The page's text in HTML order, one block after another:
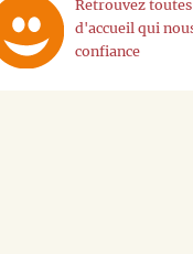
Retrouvez
d'accueil qui
confiance